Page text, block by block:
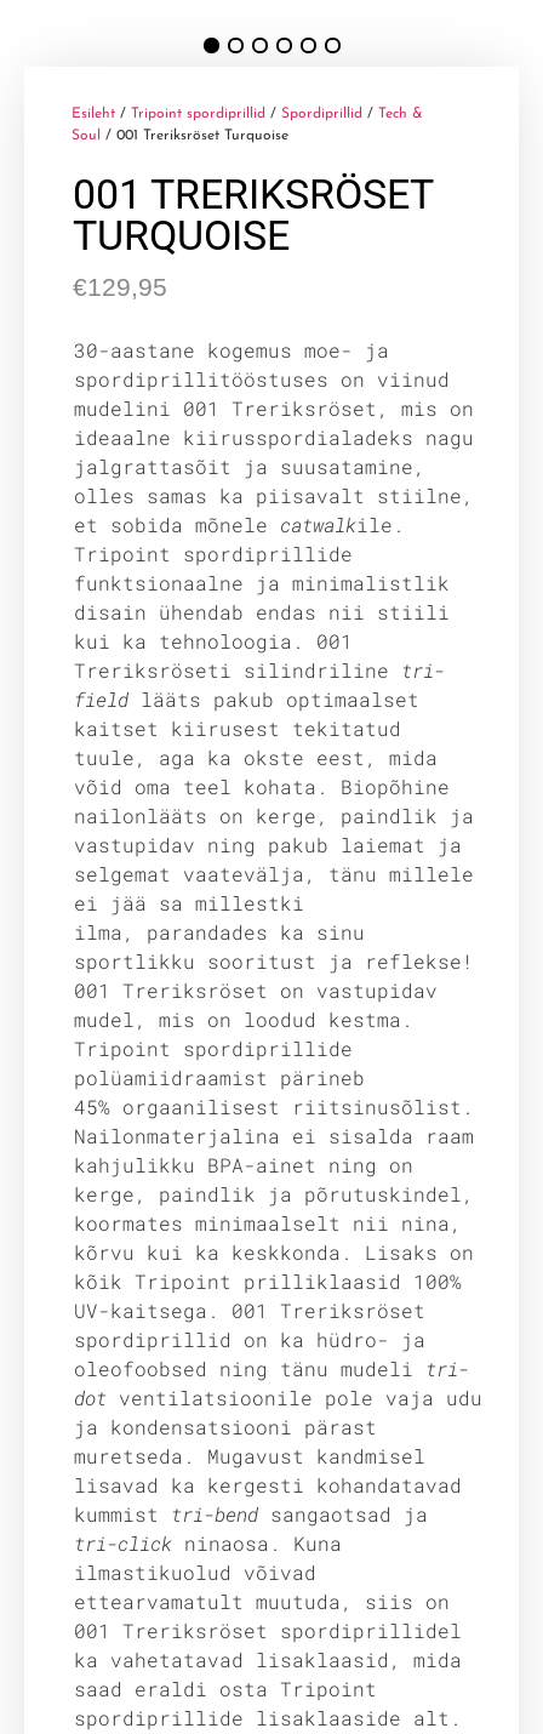
Esileht / Tripoint spordiprillid / Spordiprillid /
Tech &
Soul
/ 001 Treriksröset Turquoise
001 TRERIKSRÖSET
TURQUOISE
€129,95
30-aastane kogemus moe- ja
spordiprillitööstuses on viinud
mudelini 001 Treriksröset, mis on
ideaalne kiirusspordialadeks nagu
jalgrattasõit ja suusatamine,
olles samas ka piisavalt stiilne,
et sobida mõnele catwalkile.
Tripoint spordiprillide
funktsionaalne ja minimalistlik
disain ühendab endas nii stiili
kui ka tehnoloogia. 001
Treriksröseti silindriline tri-
field lääts pakub optimaalset
kaitset kiirusest tekitatud
tuule, aga ka okste eest, mida
võid oma teel kohata. Biopõhine
nailonlääts on kerge, paindlik ja
vastupidav ning pakub laiemat ja
selgemat vaatevälja, tänu millele
ei jää sa millestki
ilma, parandades ka sinu
sportlikku sooritust ja reflekse!
001 Treriksröset on vastupidav
mudel, mis on loodud kestma.
Tripoint spordiprillide
polüamiidraamist pärineb
45% orgaanilisest riitsinusõlist.
Nailonmaterjalina ei sisalda raam
kahjulikku BPA-ainet ning on
kerge, paindlik ja põrutuskindel,
koormates minimaalselt nii nina,
kõrvu kui ka keskkonda. Lisaks on
kõik Tripoint prilliklaasid 100%
UV-kaitsega. 001 Treriksröset
spordiprillid on ka hüdro- ja
oleofoobsed ning tänu mudeli tri-
dot ventilatsioonile pole vaja udu
ja kondensatsiooni pärast
muretseda. Mugavust kandmisel
lisavad ka kergesti kohandatavad
kummist tri-bend sangaotsad ja
tri-click ninaosa. Kuna
ilmastikuolud võivad
ettearvamatult muutuda, siis on
001 Treriksröset spordiprillidel
ka vahetatavad lisaklaasid, mida
saad eraldi osta Tripoint
spordiprillide lisaklaaside alt.